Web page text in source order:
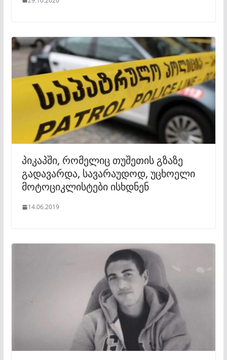
პიკაპში, რომელიც თუშეთის გზაზე
გადავარდა, სავარაუდოდ, უცხოელი
მოტოციკლისტები ისხდნენ
14.06.2019